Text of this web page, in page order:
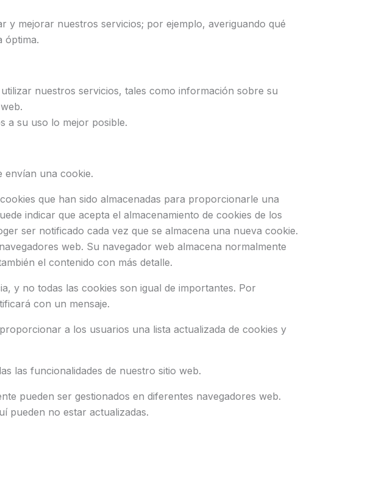
y mejorar nuestros servicios; por ejemplo, averiguando qué
óptima.
nuestros servicios, tales como información sobre su
a su uso lo mejor posible.
envían una cookie.
que han sido almacenadas para proporcionarle una
indicar que acepta el almacenamiento de cookies de los
ser notificado cada vez que se almacena una nueva cookie.
web. Su navegador web almacena normalmente
el contenido con más detalle.
y no todas las cookies son igual de importantes. Por
con un mensaje.
a los usuarios una lista actualizada de cookies y
las funcionalidades de nuestro sitio web.
pueden ser gestionados en diferentes navegadores web.
pueden no estar actualizadas.